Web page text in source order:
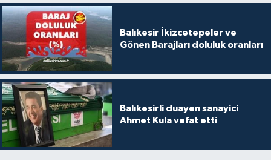
Balıkesir İkizcetepeler ve
Gönen Barajları doluluk oranları
Balıkesirli duayen sanayici
Ahmet Kula vefat etti